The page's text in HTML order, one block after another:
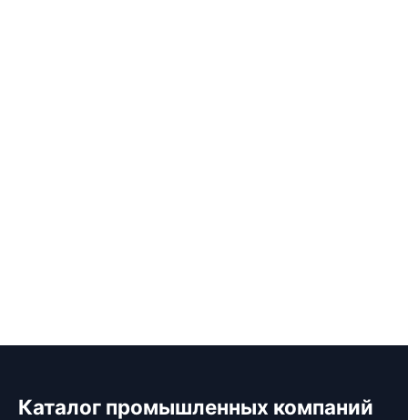
Каталог промышленных компаний